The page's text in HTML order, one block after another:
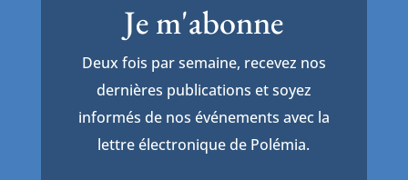
Je m'abonne
Deux fois par semaine, recevez nos
dernières publications et soyez
informés de nos événements avec la
lettre électronique de Polémia.